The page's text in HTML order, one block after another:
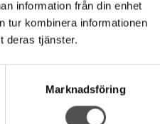
information från din enhet
tur kombinera informationen
deras tjänster.
Marknadsföring
Create
Hobby